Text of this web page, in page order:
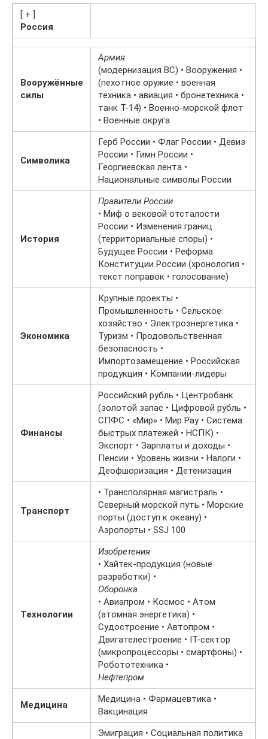
[ + ]
Россия
Вооружённые
силы
Армия
(модернизация ВС) • Вооружения •
(пехотное оружие • военная
техника • авиация • бронетехника •
танк Т-14) • Военно-морской флот
• Военные округа
Символика
Герб России • Флаг России • Девиз
России • Гимн России •
Георгиевская лента •
Национальные символы России
История
Правители России
• Миф о вековой отсталости
России • Изменения границ
(территориальные споры) •
Будущее России • Реформа
Конституции России (хронология •
текст поправок • голосование)
Экономика
Крупные проекты •
Промышленность • Сельское
хозяйство • Электроэнергетика •
Туризм • Продовольственная
безопасность •
Импортозамещение • Российская
продукция • Компании-лидеры
Финансы
Российский рубль • Центробанк
(золотой запас • Цифровой рубль •
СПФС • «Мир» • Мир Pay • Система
быстрых платежей • НСПК) •
Экспорт • Зарплаты и доходы •
Пенсии • Уровень жизни • Налоги •
Деофшоризация • Детенизация
Транспорт
• Трансполярная магистраль •
Северный морской путь • Морские
порты (доступ к океану) •
Аэропорты • SSJ 100
Технологии
Изобретения
• Хайтек-продукция (новые
разработки) •
Оборонка
• Авиапром • Космос • Атом
(атомная энергетика) •
Судостроение • Автопром •
Двигателестроение • IT-сектор
(микропроцессоры • смартфоны) •
Робототехника •
Нефтепром
Медицина
Медицина • Фармацевтика •
Вакцинация
Эмиграция • Социальная политика